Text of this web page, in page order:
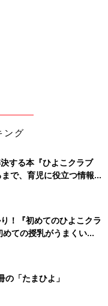
前側の表面に、寝返り
つけて、いつも通りに
ング
する本『ひよこクラブ
で、育児に役立つ情報が
！『初めてのひよこクラ
ての授乳がうまくい
と夏のトラブル 解決テ
「たまひよ」